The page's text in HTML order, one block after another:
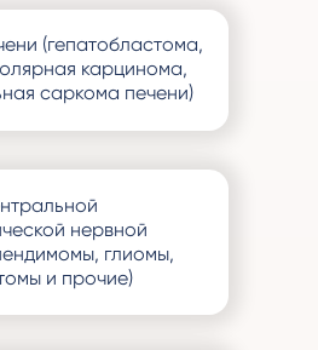
(гепатобластома,
карцинома,
саркома печени)
нервной
глиомы,
и прочие)